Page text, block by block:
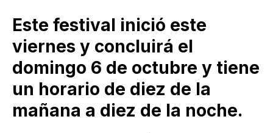
Este festival inició este
viernes y concluirá el
domingo 6 de octubre y tiene
un horario de diez de la
mañana a diez de la noche.